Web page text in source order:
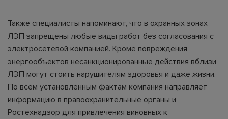
Также специалисты напоминают, что в охранных зонах
ЛЭП запрещены любые виды работ без согласования с
электросетевой компанией. Кроме повреждения
энергообъектов несанкционированные действия вблизи
ЛЭП могут стоить нарушителям здоровья и даже жизни.
По всем установленным фактам компания направляет
информацию в правоохранительные органы и
Ростехнадзор для привлечения виновных к